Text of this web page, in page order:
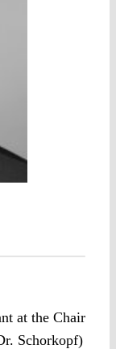
at the Chair
Schorkopf)